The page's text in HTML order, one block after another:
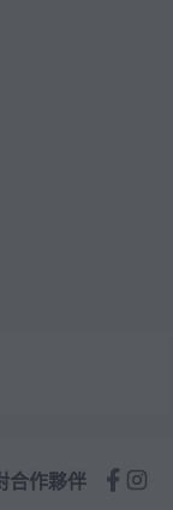
合作夥伴